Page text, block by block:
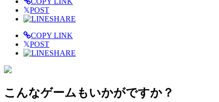
𝕏POST
SHARE
COPY LINK
𝕏POST
SHARE
こんなゲームもいかがですか？